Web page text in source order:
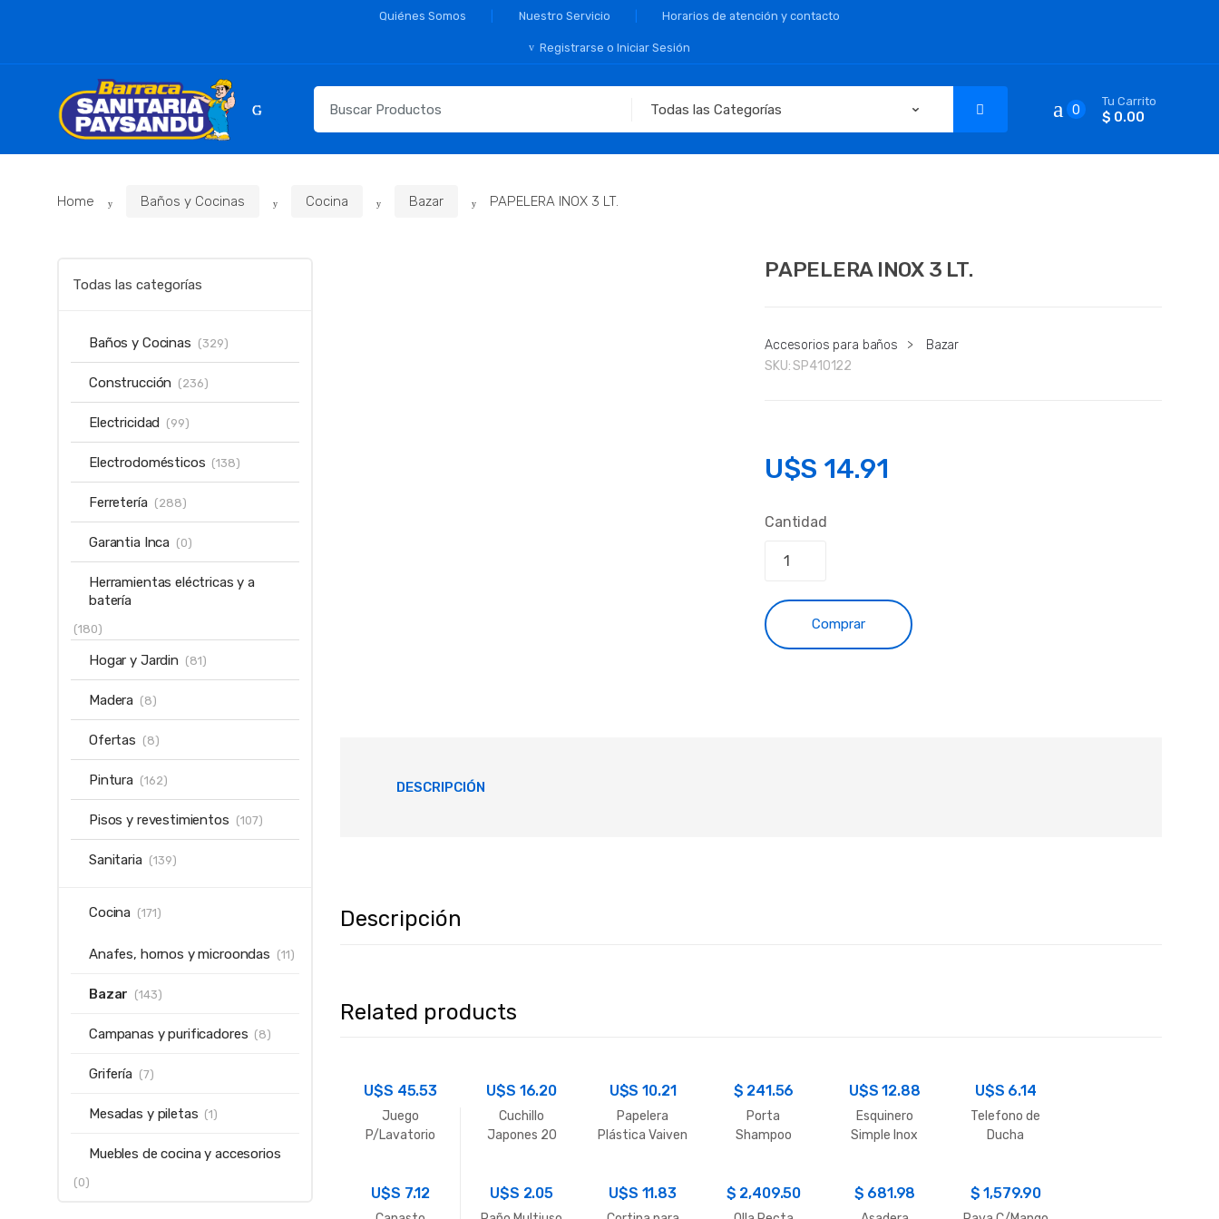
Quiénes Somos Nuestro Servicio Horarios de atención y contacto
Registrarse o Iniciar Sesión
para:
0
Tu Carrito
$ 0.00
Home Baños y Cocinas Cocina Bazar PAPELERA INOX 3 LT.
PAPELERA INOX 3 LT.
Accesorios para baños >
Bazar
SKU:SP410122
U$S 14.91
Cantidad
Comprar
DESCRIPCIÓN
Descripción
Related products
U$S 45.53
Juego
P/Lavatorio
U$S 16.20
Cuchillo
Japones 20
U$S10.21
Papelera
Plástica Vaiven
$ 241.56
Porta
Shampoo
U$S12.88
Esquinero
Simple Inox
U$S 6.14
Telefono de
Ducha
U$S 7.12 U$S 2.05 U$S 11.83 $ 2,409.50 $ 681.98 $1,579.90
Todas las categorías
Baños y Cocinas (329)
Construcción (236)
Electricidad (99)
Electrodomésticos (138)
Ferretería (288)
Garantia Inca (0)
Herramientas eléctricas y a
batería
(180)
Hogar y Jardin (81)
Madera (8)
Ofertas (8)
Pintura (162)
Pisos y revestimientos (107)
Sanitaria (139)
Cocina (171)
Anafes, hornos y microondas (11)
Bazar (143)
Campanas y purificadores (8)
Grifería (7)
Mesadas y piletas (1)
Muebles de cocina y accesorios
(0)